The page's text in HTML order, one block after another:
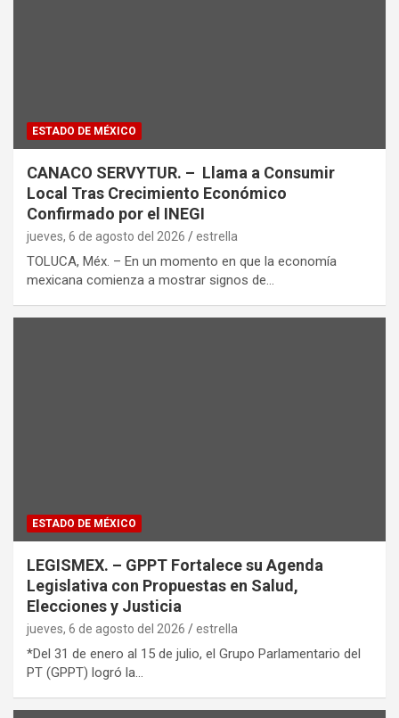
ESTADO DE MÉXICO
CANACO SERVYTUR. – Llama a Consumir
Local Tras Crecimiento Económico
Confirmado por el INEGI
jueves, 6 de agosto del 2026 estrella
TOLUCA, Méx. – En un momento en que la economía
mexicana comienza a mostrar signos de…
ESTADO DE MÉXICO
LEGISMEX. – GPPT Fortalece su Agenda
Legislativa con Propuestas en Salud,
Elecciones y Justicia
jueves, 6 de agosto del 2026 estrella
*Del 31 de enero al 15 de julio, el Grupo Parlamentario del
PT (GPPT) logró la…